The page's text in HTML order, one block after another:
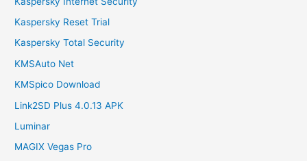
Kaspersky Reset Trial
Kaspersky Total Security
KMSAuto Net
KMSpico Download
Link2SD Plus 4.0.13 APK
Luminar
MAGIX Vegas Pro